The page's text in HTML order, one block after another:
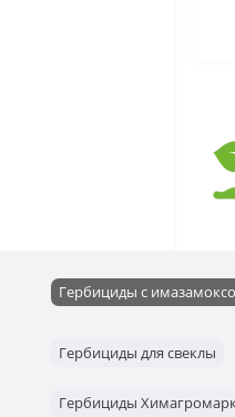
Гербициды с
Гербициды для свеклы
Гербициды